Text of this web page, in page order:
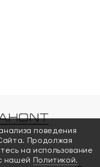
поведения
Продолжая
на использование
нашей Политикой.